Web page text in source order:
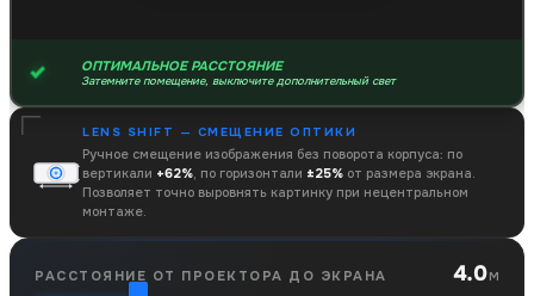
ОПТИМАЛЬНОЕ РАССТОЯНИЕ
Затемните помещение, выключите дополнительный свет
LENS SHIFT — СМЕЩЕНИЕ ОПТИКИ
Ручное смещение изображения без поворота корпуса: по
вертикали +62%, по горизонтали ±25% от размера экрана.
Позволяет точно выровнять картинку при нецентральном
монтаже.
РАССТОЯНИЕ ОТ ПРОЕКТОРА ДО ЭКРАНА 4.0м